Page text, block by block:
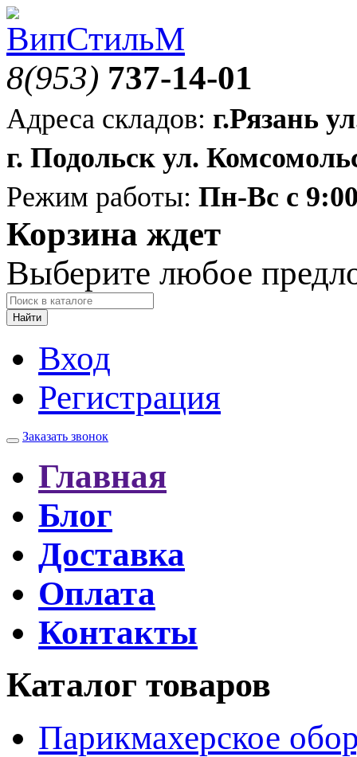
8(953) 737-14-01
Адреса складов: г.Рязань
г. Подольск ул.
Режим работы: Пн-Вс с
Корзина ждет
Выберите любое
Найти
Вход
Регистрация
Заказать звонок
Главная
Блог
Доставка
Оплата
Контакты
Каталог товаров
Парикмахерское